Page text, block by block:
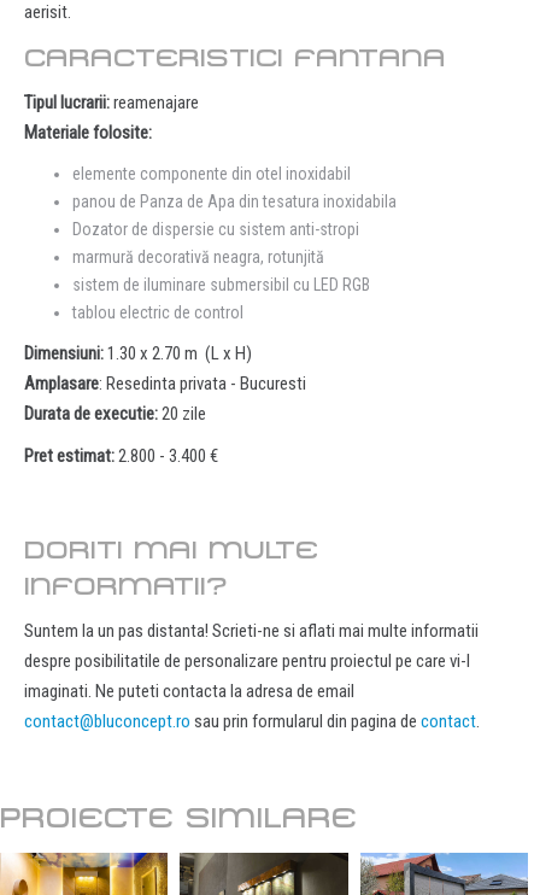
aerisit.
CARACTERISTICI FANTANA
Tipul lucrarii:reamenajare
Materiale folosite:
elemente componente din otel inoxidabil
panou de Panza de Apa din tesatura inoxidabila
Dozator de dispersie cu sistem anti-stropi
marmură decorativă neagra, rotunjită
sistem de iluminare submersibil cu LED RGB
tablou electric de control
Dimensiuni:1.30 x 2.70 m (L x H)
Amplasare: Resedinta privata - Bucuresti
Durata de executie:20 zile
Pret estimat:2.800 - 3.400 €
DORITI MAI MULTE
INFORMATII?
Suntem la un pas distanta! Scrieti-ne si aflati mai multe informatii
despre posibilitatile de personalizare pentru proiectul pe care vi-l
imaginati. Ne puteti contacta la adresa de email
contact@bluconcept.ro sau prin formularul din pagina de contact.
PROIECTE SIMILARE